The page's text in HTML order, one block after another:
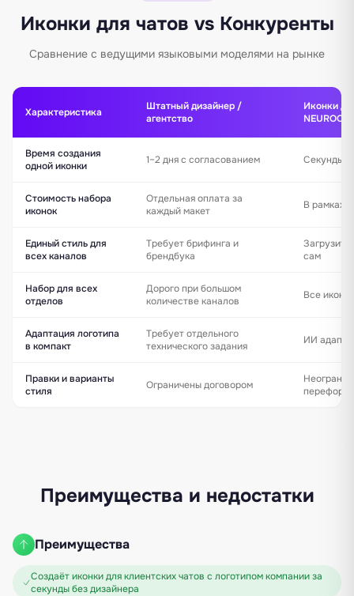
Иконки для чатов vs Конкуренты
Сравнение с ведущими языковыми моделями на рынке
Характеристика
Штатный дизайнер /
агентство
Иконки
Время создания
одной иконки
1–2 дня с согласованием Секунды —
Стоимость набора
иконок
Отдельная оплата за
каждый макет
В рамках
Единый стиль для
всех каналов
Требует брифинга и
брендбука
сам
Набор для всех
отделов
Дорого при большом
количестве каналов
Все
Адаптация логотипа
в компакт
Требует отдельного
технического задания
ИИ
Правки и варианты
стиля
Ограничены договором
Преимущества и недостатки
Преимущества
Создаёт иконки для клиентских чатов с логотипом компании за
секунды без дизайнера